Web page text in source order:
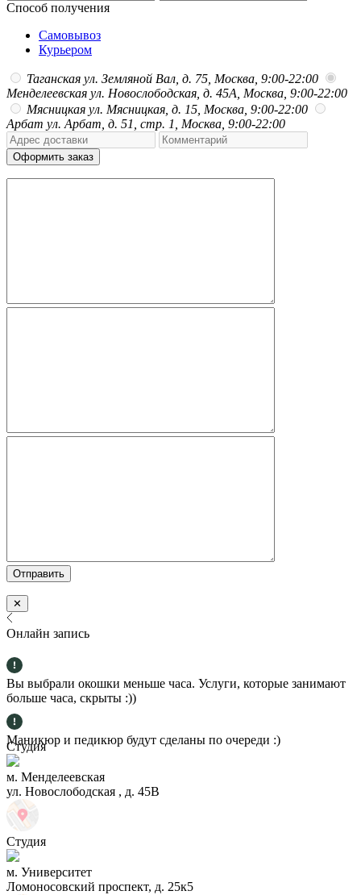
Способ получения
Самовывоз
Курьером
Таганская ул. Земляной Вал, д. 75, Москва, 9:00-22:00
Менделеевская ул. Новослободская, д. 45А, Москва, 9:00-22:00
Мясницкая ул. Мясницкая, д. 15, Москва, 9:00-22:00
Арбат ул. Арбат, д. 51, стр. 1, Москва, 9:00-22:00
Оформить заказ
✕
Онлайн запись
Вы выбрали окошки меньше часа. Услуги, которые занимают
больше часа, скрыты :))
Маникюр и педикюр будут сделаны по очереди :)
Студия
м. Менделеевская
ул. Новослободская , д. 45В
Студия
м. Университет
Ломоносовский проспект, д. 25к5